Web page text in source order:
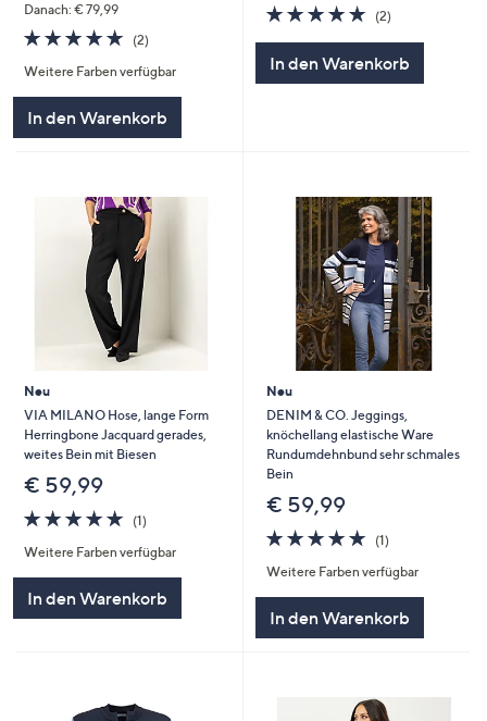
Danach: € 79,99
5.0
von
5
(2)2
Weitere Farben verfügbar
In den Warenkorb
5.0
von
(2)2
In den Warenkorb
Neu
VIA MILANO Hose, lange Form
Herringbone Jacquard gerades,
weites Bein mit Biesen
€ 59,99
5.0
von
5
(1)
Weitere Farben verfügbar
In den Warenkorb
Neu
DENIM & CO. Jeggings,
knöchellang elastische Ware
Rundumdehnbund sehr schmales
Bein
€ 59,99
5.0
von
5
(1)1
Weitere Farben verfügbar
In den Warenkorb